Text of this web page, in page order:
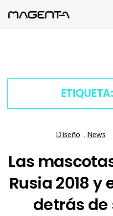
ETIQUETA:
Diseño , News
Las
Rusia 2018
detrás de